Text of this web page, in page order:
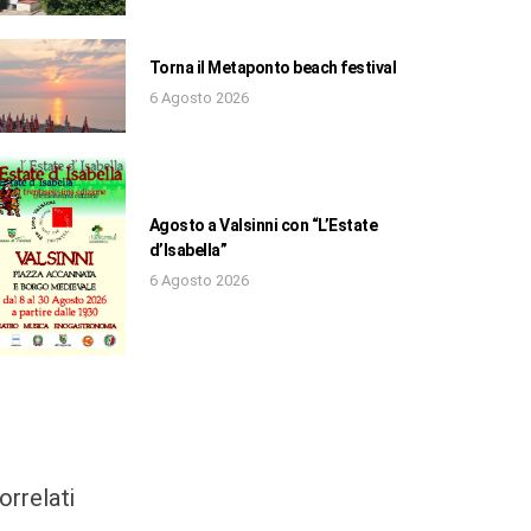
Torna il Metaponto beach festival
6 Agosto 2026
Agosto a Valsinni con “L’Estate
d’Isabella”
6 Agosto 2026